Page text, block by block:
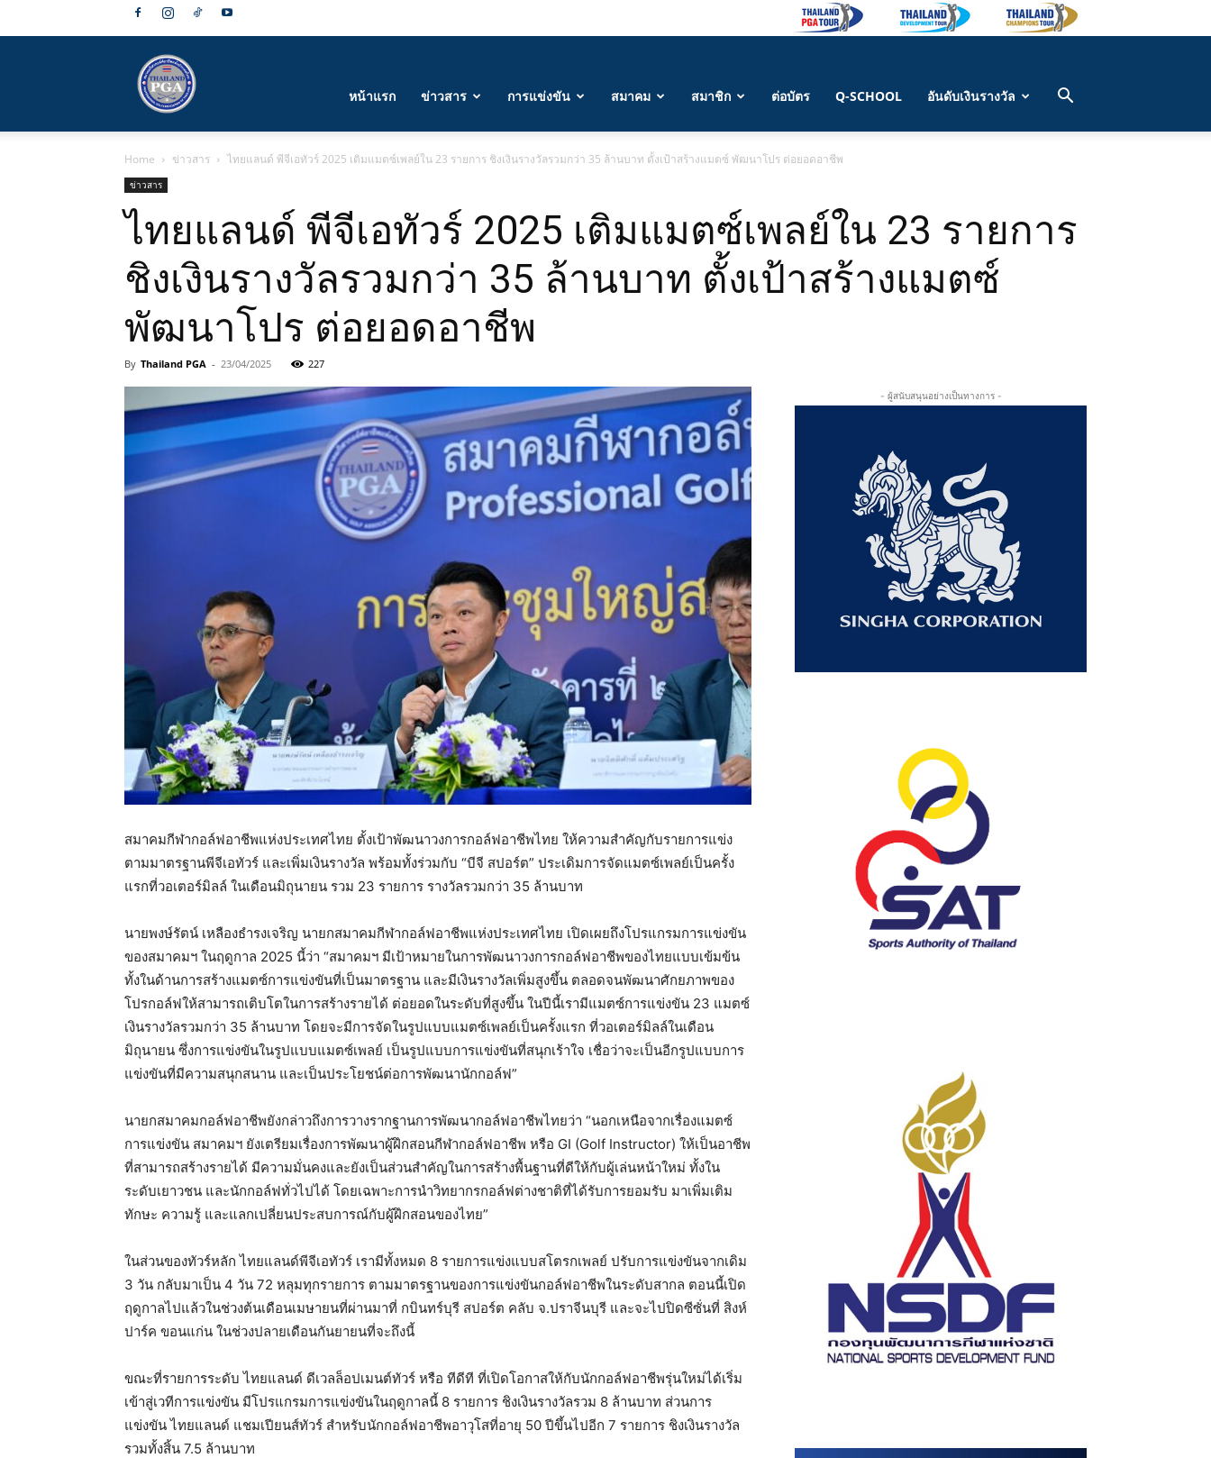
กอล์ฟ
อาชีพ
แห่ง
หน้าแรก ข่าวสาร การแข่งขัน สมาคม สมาชิก ต่อบัตร Q-SCHOOL อันดับเงินรางวัล
Home ข่าวสาร ไทยแลนด์ พีจีเอทัวร์ 2025 เติมแมตซ์เพลย์ใน 23 รายการ ชิงเงินรางวัลรวมกว่า 35 ล้านบาท ตั้งเป้าสร้างแมตซ์ พัฒนาโปร ต่อยอดอาชีพ
ข่าวสาร
ไทยแลนด์ พีจีเอทัวร์ 2025 เติมแมตซ์เพลย์ใน 23 รายการ
ชิงเงินรางวัลรวมกว่า 35 ล้านบาท ตั้งเป้าสร้างแมตซ์
พัฒนาโปร ต่อยอดอาชีพ
By Thailand PGA - 23/04/2025 227
สมาคมกีฬากอล์ฟอาชีพแห่งประเทศไทย ตั้งเป้าพัฒนาวงการกอล์ฟอาชีพไทย ให้ความสำคัญกับรายการแข่ง
ตามมาตรฐานพีจีเอทัวร์ และเพิ่มเงินรางวัล พร้อมทั้งร่วมกับ “บีจี สปอร์ต” ประเดิมการจัดแมตซ์เพลย์เป็นครั้ง
แรกที่วอเตอร์มิลล์ ในเดือนมิถุนายน รวม 23 รายการ รางวัลรวมกว่า 35 ล้านบาท
นายพงษ์รัตน์ เหลืองธำรงเจริญ นายกสมาคมกีฬากอล์ฟอาชีพแห่งประเทศไทย เปิดเผยถึงโปรแกรมการแข่งขัน
ของสมาคมฯ ในฤดูกาล 2025 นี้ว่า “สมาคมฯ มีเป้าหมายในการพัฒนาวงการกอล์ฟอาชีพของไทยแบบเข้มข้น
ทั้งในด้านการสร้างแมตซ์การแข่งขันที่เป็นมาตรฐาน และมีเงินรางวัลเพิ่มสูงขึ้น ตลอดจนพัฒนาศักยภาพของ
โปรกอล์ฟให้สามารถเติบโตในการสร้างรายได้ ต่อยอดในระดับที่สูงขึ้น ในปีนี้เรามีแมตซ์การแข่งขัน 23 แมตซ์
เงินรางวัลรวมกว่า 35 ล้านบาท โดยจะมีการจัดในรูปแบบแมตซ์เพลย์เป็นครั้งแรก ที่วอเตอร์มิลล์ในเดือน
มิถุนายน ซึ่งการแข่งขันในรูปแบบแมตซ์เพลย์ เป็นรูปแบบการแข่งขันที่สนุกเร้าใจ เชื่อว่าจะเป็นอีกรูปแบบการ
แข่งขันที่มีความสนุกสนาน และเป็นประโยชน์ต่อการพัฒนานักกอล์ฟ”
นายกสมาคมกอล์ฟอาชีพยังกล่าวถึงการวางรากฐานการพัฒนากอล์ฟอาชีพไทยว่า “นอกเหนือจากเรื่องแมตซ์
การแข่งขัน สมาคมฯ ยังเตรียมเรื่องการพัฒนาผู้ฝึกสอนกีฬากอล์ฟอาชีพ หรือ GI (Golf Instructor) ให้เป็นอาชีพ
ที่สามารถสร้างรายได้ มีความมั่นคงและยังเป็นส่วนสำคัญในการสร้างพื้นฐานที่ดีให้กับผู้เล่นหน้าใหม่ ทั้งใน
ระดับเยาวชน และนักกอล์ฟทั่วไปได้ โดยเฉพาะการนำวิทยากรกอล์ฟต่างชาติที่ได้รับการยอมรับ มาเพิ่มเติม
ทักษะ ความรู้ และแลกเปลี่ยนประสบการณ์กับผู้ฝึกสอนของไทย”
ในส่วนของทัวร์หลัก ไทยแลนด์พีจีเอทัวร์ เรามีทั้งหมด 8 รายการแข่งแบบสโตรกเพลย์ ปรับการแข่งขันจากเดิม
3 วัน กลับมาเป็น 4 วัน 72 หลุมทุกรายการ ตามมาตรฐานของการแข่งขันกอล์ฟอาชีพในระดับสากล ตอนนี้เปิด
ฤดูกาลไปแล้วในช่วงต้นเดือนเมษายนที่ผ่านมาที่ กบินทร์บุรี สปอร์ต คลับ จ.ปราจีนบุรี และจะไปปิดซีซั่นที่ สิงห์
ปาร์ค ขอนแก่น ในช่วงปลายเดือนกันยายนที่จะถึงนี้
ขณะที่รายการระดับ ไทยแลนด์ ดีเวลล็อปเมนต์ทัวร์ หรือ ทีดีที ที่เปิดโอกาสให้กับนักกอล์ฟอาชีพรุ่นใหม่ได้เริ่ม
เข้าสู่เวทีการแข่งขัน มีโปรแกรมการแข่งขันในฤดูกาลนี้ 8 รายการ ชิงเงินรางวัลรวม 8 ล้านบาท ส่วนการ
แข่งขัน ไทยแลนด์ แชมเปียนส์ทัวร์ สำหรับนักกอล์ฟอาชีพอาวุโสที่อายุ 50 ปีขึ้นไปอีก 7 รายการ ชิงเงินรางวัล
รวมทั้งสิ้น 7.5 ล้านบาท
- ผู้สนับสนุนอย่างเป็นทางการ -